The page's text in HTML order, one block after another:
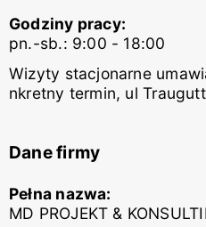
Godziny pracy:
pn.-sb.: 9:00 - 18:00
Wizyty stacjonarne
nkretny termin, ul
Dane firmy
Pełna nazwa:
MD PROJEKT &